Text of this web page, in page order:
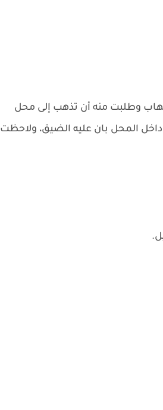
شهاب وطلبت منه أن تذهب إلى محل
المحل بان عليه الضيق، ولاحظت